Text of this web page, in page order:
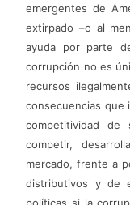
emergentes de
extirpado –o al
ayuda por parte
corrupción no es
recursos
consecuencias que
competitividad
competir,
mercado, frente a
distributivos y de